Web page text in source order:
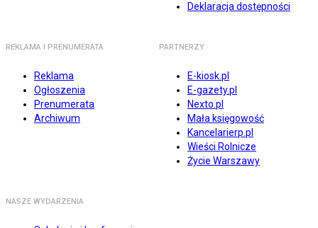
Deklaracja dostępności
REKLAMA I PRENUMERATA
Reklama
Ogłoszenia
Prenumerata
Archiwum
PARTNERZY
E-kiosk.pl
E-gazety.pl
Nexto.pl
Mała księgowość
Kancelarierp.pl
Wieści Rolnicze
Życie Warszawy
NASZE WYDARZENIA